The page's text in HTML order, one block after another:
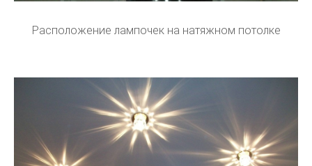
Расположение лампочек на натяжном потолке